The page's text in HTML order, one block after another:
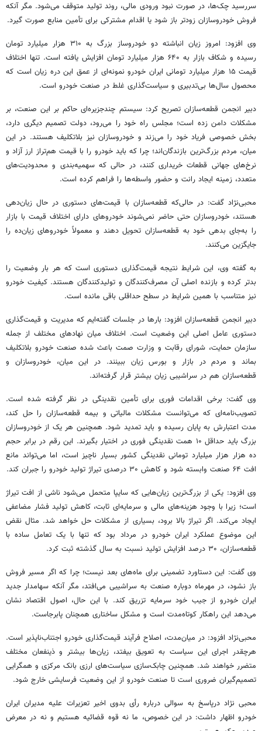
سررسید چک‌ها، در صورت نبود ورودی مالی، روند تولید متوقف می‌شود. مگر آنکه
فروش خودروسازان زودتر باز شود یا اقدام مشترکی برای تأمین منابع صورت گیرد.
وی افزود: امروز زیان انباشته دو خودروساز بزرگ به ۳۱۰ هزار میلیارد تومان
رسیده و شکاف بازار به ۶۴۰ هزار میلیارد تومان افزایش یافته است. تنها اختلاف
قیمت ۱۵ هزار میلیارد تومانی ایران خودرو نمونه‌ای از عمق این دره زیان است که
محصول سال‌ها بی‌تدبیری و سیاست‌گذاری غلط در صنعت خودرو است.
دبیر انجمن قطعه‌سازان تصریح کرد: سیستم چندجزیره‌ای حاکم بر این صنعت، بر
مشکلات دامن زده است؛ مجلس راه خود را می‌رود، دولت تصمیم دیگری دارد،
بخش خصوصی فریاد خود را می‌زند و خودروسازان نیز بلاتکلیف هستند. در این
میان، مردم بزرگ‌ترین بازندگان‌اند؛ چرا که باید خودرو را با قیمت هم‌تراز ارز آزاد و
نرخ‌های جهانی قطعات خریداری کنند، در حالی که سهمیه‌بندی و محدودیت‌های
متعدد، زمینه ایجاد رانت و حضور واسطه‌ها را فراهم کرده است.
محبی‌نژاد گفت: در حالی‌که قطعه‌سازان با قیمت‌های دستوری در حال زیان‌دهی
هستند، خودروسازان حتی حاضر نمی‌شوند خودروهای دارای اختلاف قیمت با بازار
را به‌جای بدهی خود به قطعه‌سازان تحویل دهند و معمولاً خودروهای زیان‌ده را
جایگزین می‌کنند.
به گفته وی، این شرایط نتیجه قیمت‌گذاری دستوری است که هر بار وضعیت را
بدتر کرده و بازنده اصلی آن مصرف‌کنندگان و تولیدکنندگان هستند. کیفیت خودرو
نیز متناسب با همین شرایط در سطح حداقلی باقی مانده است.
دبیر انجمن قطعه‌سازان افزود: بارها در جلسات گفته‌ایم که مدیریت و قیمت‌گذاری
دستوری عامل اصلی این وضعیت است. اختلاف میان نهادهای مختلف از جمله
سازمان حمایت، شورای رقابت و وزارت صمت باعث شده صنعت خودرو بلاتکلیف
بماند و مردم در بازار و بورس زیان ببینند. در این میان، خودروسازان و
قطعه‌سازان هم در سراشیبی زیان بیشتر قرار گرفته‌اند.
وی گفت: برخی اقدامات فوری برای تأمین نقدینگی در نظر گرفته شده است.
تصویب‌نامه‌ای که می‌توانست مشکلات مالیاتی و بیمه قطعه‌سازان را حل کند،
مدت اعتبارش به پایان رسیده و باید تمدید شود. همچنین هر یک از خودروسازان
بزرگ باید حداقل ۱۰ همت نقدینگی فوری در اختیار بگیرند. این رقم در برابر حجم
ده هزار هزار میلیارد تومانی نقدینگی کشور بسیار ناچیز است، اما می‌تواند مانع
افت ۶۴ صنعت وابسته شود و کاهش ۳۰ درصدی تیراژ تولید خودرو را جبران کند.
وی افزود: یکی از بزرگ‌ترین زیان‌هایی که سایپا متحمل می‌شود ناشی از افت تیراژ
است؛ زیرا با وجود هزینه‌های مالی و سرمایه‌ای ثابت، کاهش تولید فشار مضاعفی
ایجاد می‌کند. اگر تیراژ بالا برود، بسیاری از مشکلات حل خواهد شد. مثال نقض
این موضوع عملکرد ایران خودرو در مرداد بود که تنها با یک تعامل ساده با
قطعه‌سازان، ۳۰ درصد افزایش تولید نسبت به سال گذشته ثبت کرد.
وی گفت: این دستاورد تضمینی برای ماه‌های بعد نیست؛ چرا که اگر مسیر فروش
باز نشود، در مهرماه دوباره صنعت به سراشیبی می‌افتد، مگر آنکه سهامدار جدید
ایران خودرو از جیب خود سرمایه تزریق کند. با این حال، اصول اقتصاد نشان
می‌دهد این راهکار کوتاه‌مدت است و مشکل ساختاری همچنان پابرجاست.
محبی‌نژاد افزود: در میان‌مدت، اصلاح فرآیند قیمت‌گذاری خودرو اجتناب‌ناپذیر است.
هرچقدر اجرای این سیاست به تعویق بیفتد، زیان‌ها بیشتر وذینفعان مختلف
متضرر خواهند شد. همچنین چابک‌سازی سیاست‌های ارزی بانک مرکزی و همگرایی
تصمیم‌گیران ضروری است تا صنعت خودرو از این وضعیت فرسایشی خارج شود.
محبی نژاددرپاسخ به سوالی درباره رأی بدوی اخیر تعزیرات علیه مدیران ایران
خودرو اظهار داشت: در این خصوص، ما نه قوه قضائیههستیم و نه در معرض